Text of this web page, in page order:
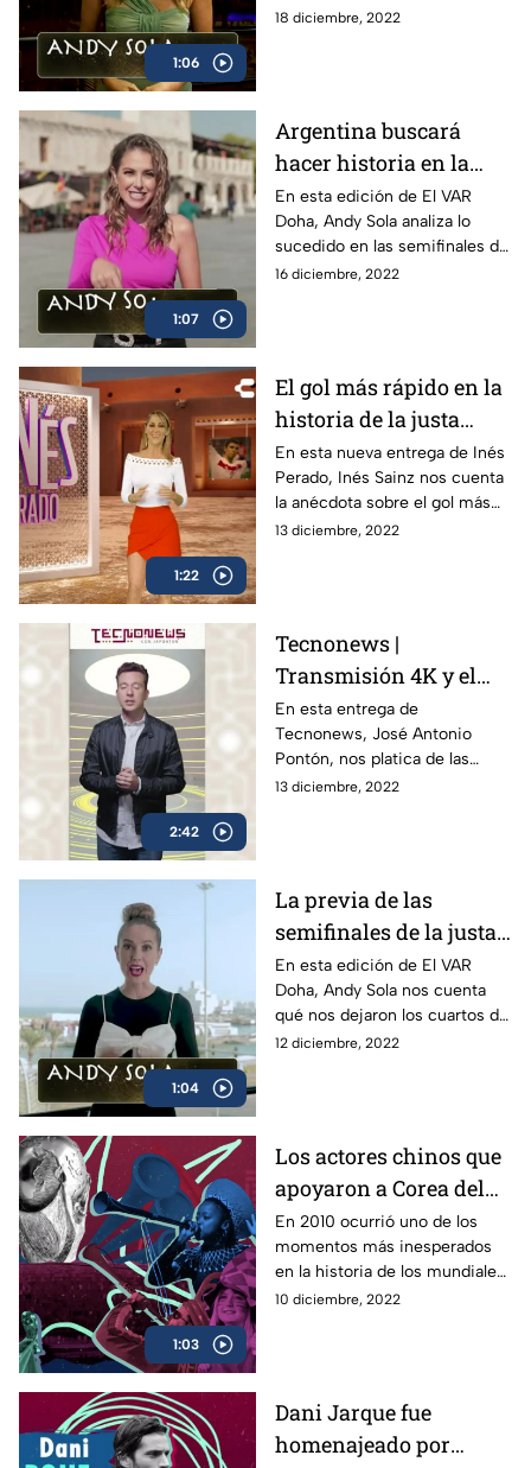
1:06
Argentina sobre Francia, en
18 diciembre, 2022
1:07
Argentina buscará
hacer historia en la
justa mundialista | El
VAR Doha
En esta edición de El VAR
Doha, Andy Sola analiza lo
sucedido en las semifinales de
la justa mundialista y cómo fue
16 diciembre, 2022
1:22
El gol más rápido en la
historia de la justa
mundialista | Inés
Perado
En esta nueva entrega de Inés
Perado, Inés Sainz nos cuenta
la anécdota sobre el gol más
rápido en la historia de la justa
13 diciembre, 2022
2:42
Tecnonews |
Transmisión 4K y el
aeropuerto de Qatar
En esta entrega de
Tecnonews, José Antonio
Pontón, nos platica de las
innovaciones de las
13 diciembre, 2022
1:04
La previa de las
semifinales de la justa
mundialista | El VAR
Doha
En esta edición de El VAR
Doha, Andy Sola nos cuenta
qué nos dejaron los cuartos de
final de la justa mundialista y
12 diciembre, 2022
1:03
Los actores chinos que
apoyaron a Corea del
Norte | Inés Perado
En 2010 ocurrió uno de los
momentos más inesperados
en la historia de los mundiales
con el regreso de la Selección
10 diciembre, 2022
Dani Jarque fue
homenajeado por